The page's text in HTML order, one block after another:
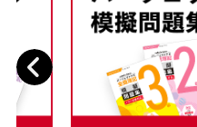
Previous